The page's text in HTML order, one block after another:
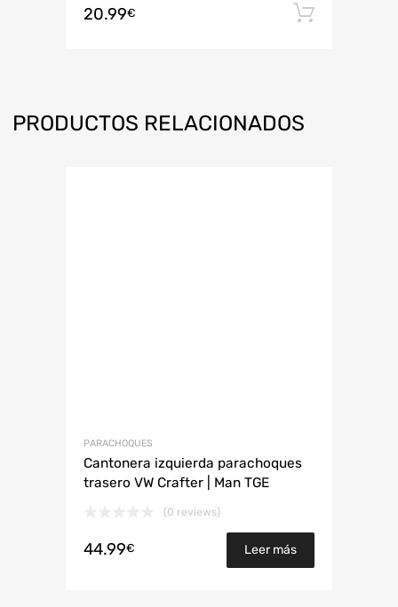
20.99€
PRODUCTOS RELACIONADOS
PARACHOQUES
Cantonera izquierda parachoques
trasero VW Crafter | Man TGE
(0 reviews)
44.99€ Leer más